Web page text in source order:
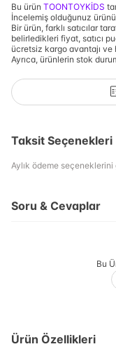
Bu ürün TOONTOYKİDS
İncelemiş olduğunuz
Bir ürün, farklı satıcılar
belirledikleri fiyat, satıcı
ücretsiz kargo avantajı ve
Ayrıca, ürünlerin stok
Taksit Seçenekleri
Aylık ödeme
Soru & Cevaplar
Bu
Ürün Özellikleri